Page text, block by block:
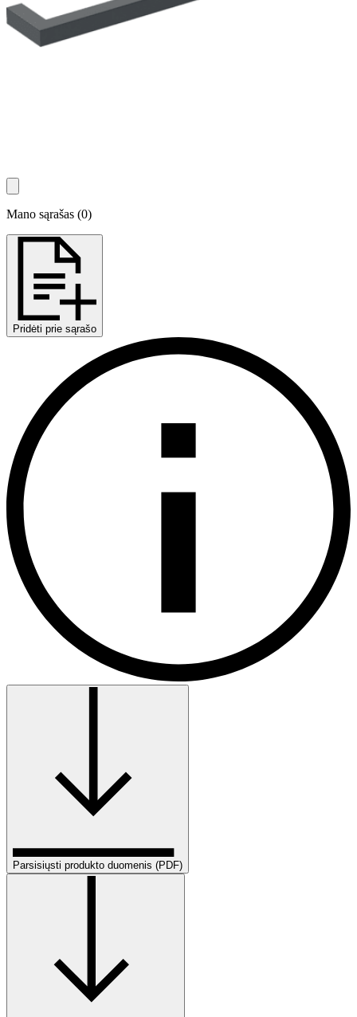
Mano sąrašas (0)
Pridėti prie sąrašo
Parsisiųsti produkto duomenis (PDF)